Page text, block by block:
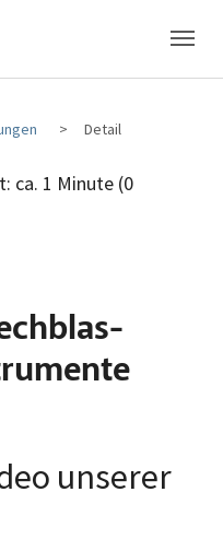
Detail
ca. 1 Minute (0
unserer